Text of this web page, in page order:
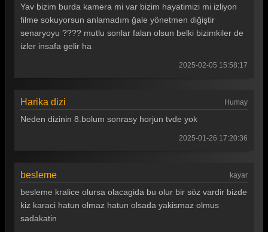
Yav bizim burda kamera mi var bizim hayatimizi mi izliyon
filme sokuyorsun anlamadım ğale yönetmen diğiştir
senaryoyu ???? mutlu sonlar falan olsun belki bizimkiler de
izler insafa gelir ha
2025-02-05 15:58:17
Harika dizi Humay
Neden dizinin 8.bolum sonrasy horjun tvde yok
2025-01-26 17:20:36
besleme kayar
besleme kralice olursa olacagida bu olur bir söz vardir bizde
kiz karaci hatun olmaz hatun olsada yakismaz olmus
sadakatin